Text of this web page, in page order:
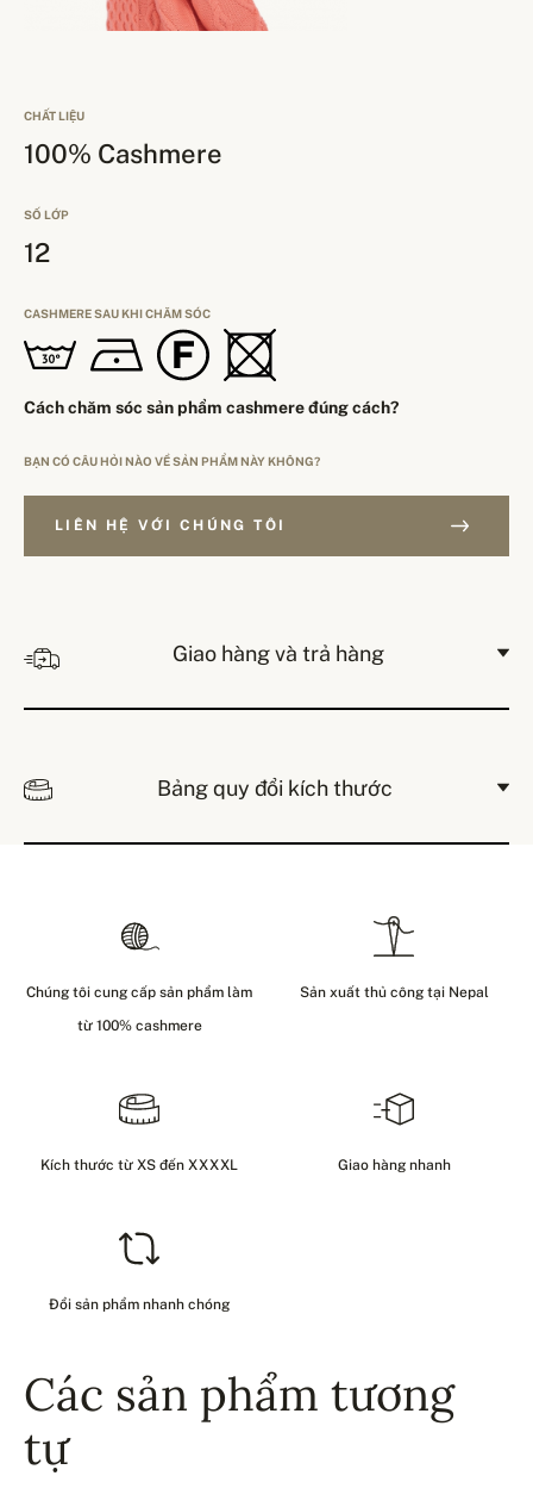
CHẤT LIỆU
100% Cashmere
SỐ LỚP
12
CASHMERE SAU KHI CHĂM SÓC
Cách chăm sóc sản phẩm cashmere đúng cách?
BẠN CÓ CÂU HỎI NÀO VỀ SẢN PHẨM NÀY KHÔNG?
LIÊN HỆ VỚI CHÚNG TÔI
Giao hàng và trả hàng
Bảng quy đổi kích thước
Chúng tôi cung cấp sản phẩm làm
từ 100% cashmere
Sản xuất thủ công tại Nepal
Kích thước từ XS đến XXXXL Giao hàng nhanh
Đổi sản phẩm nhanh chóng
Các sản phẩm tương
tự